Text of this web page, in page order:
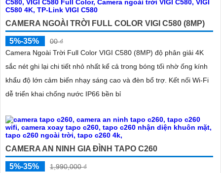
CAMERA NGOÀI TRỜI FULL COLOR VIGI C580 (8MP)
5%-35%
00 ₫
Camera Ngoài Trời Full Color VIGI C580 (8MP) độ phân giải 4K
sắc nét ghi lại chi tiết nhỏ nhất kể cả trong bóng tối nhờ ống kính
khẩu độ lớn cảm biến nhạy sáng cao và đèn bổ trợ. Kết nối Wi-Fi
dễ triển khai chống nước IP66 bền bỉ
CAMERA AN NINH GIA ĐÌNH TAPO C260
5%-35%
1,990,000 ₫